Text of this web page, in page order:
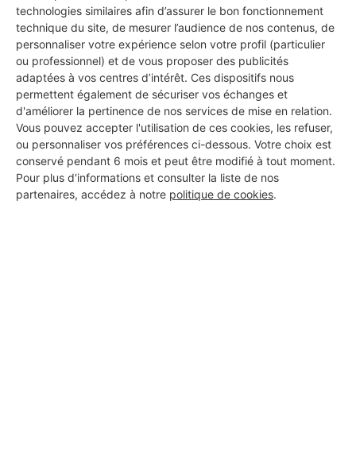
technologies similaires afin d’assurer le bon fonctionnement
technique du site, de mesurer l’audience de nos contenus, de
personnaliser votre expérience selon votre profil (particulier
ou professionnel) et de vous proposer des publicités
adaptées à vos centres d’intérêt. Ces dispositifs nous
permettent également de sécuriser vos échanges et
d'améliorer la pertinence de nos services de mise en relation.
Vous pouvez accepter l'utilisation de ces cookies, les refuser,
ou personnaliser vos préférences ci-dessous. Votre choix est
conservé pendant 6 mois et peut être modifié à tout moment.
Pour plus d'informations et consulter la liste de nos
partenaires, accédez à notre politique de cookies.
MY Confort Habitat
Aixe-sur-Vienne
1 ans d'expérience
Voir sa fiche